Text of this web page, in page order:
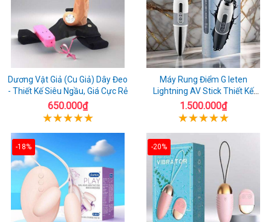
Dương Vật Giả (Cu Giả) Dây Đeo
- Thiết Kế Siêu Ngầu, Giá Cực Rẻ
650.000₫
Máy Rung Điểm G leten
Lightning AV Stick Thiết Kế
Thông Minh
1.500.000₫
-18% -20%